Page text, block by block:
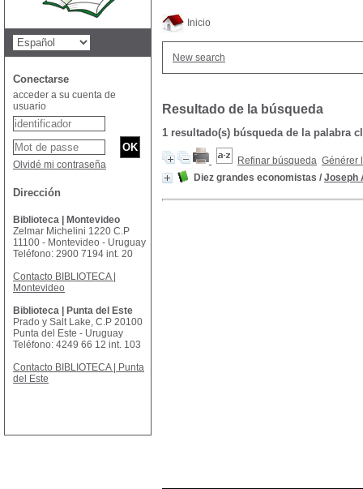
Inicio
New search
Resultado de la búsqueda
1 resultado(s) búsqueda de la palabra
Refinar búsqueda Générer
Diez grandes economistas / Joseph
Conectarse
acceder a su cuenta de
usuario
Olvidé mi contraseña
Dirección
Biblioteca | Montevideo
Zelmar Michelini 1220 C.P
11100 - Montevideo - Uruguay
Teléfono: 2900 7194 int. 20
Contacto BIBLIOTECA |
Montevideo
Biblioteca | Punta del Este
Prado y Salt Lake, C.P 20100
Punta del Este - Uruguay
Teléfono: 4249 66 12 int. 103
Contacto BIBLIOTECA | Punta
del Este